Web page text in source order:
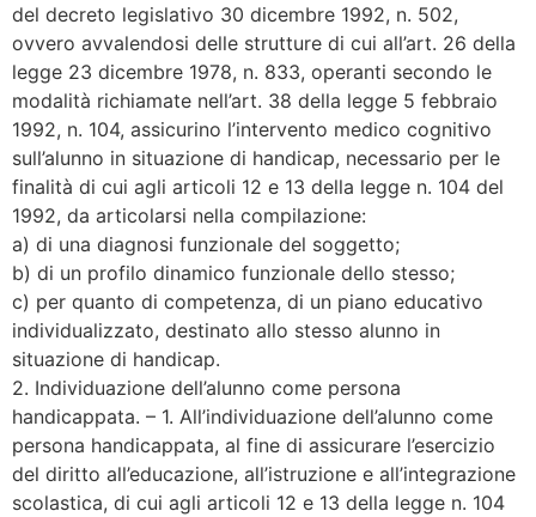
del decreto legislativo 30 dicembre 1992, n. 502,
ovvero avvalendosi delle strutture di cui all’art. 26 della
legge 23 dicembre 1978, n. 833, operanti secondo le
modalità richiamate nell’art. 38 della legge 5 febbraio
1992, n. 104, assicurino l’intervento medico cognitivo
sull’alunno in situazione di handicap, necessario per le
finalità di cui agli articoli 12 e 13 della legge n. 104 del
1992, da articolarsi nella compilazione:
a) di una diagnosi funzionale del soggetto;
b) di un profilo dinamico funzionale dello stesso;
c) per quanto di competenza, di un piano educativo
individualizzato, destinato allo stesso alunno in
situazione di handicap.
2. Individuazione dell’alunno come persona
handicappata. – 1. All’individuazione dell’alunno come
persona handicappata, al fine di assicurare l’esercizio
del diritto all’educazione, all’istruzione e all’integrazione
scolastica, di cui agli articoli 12 e 13 della legge n. 104